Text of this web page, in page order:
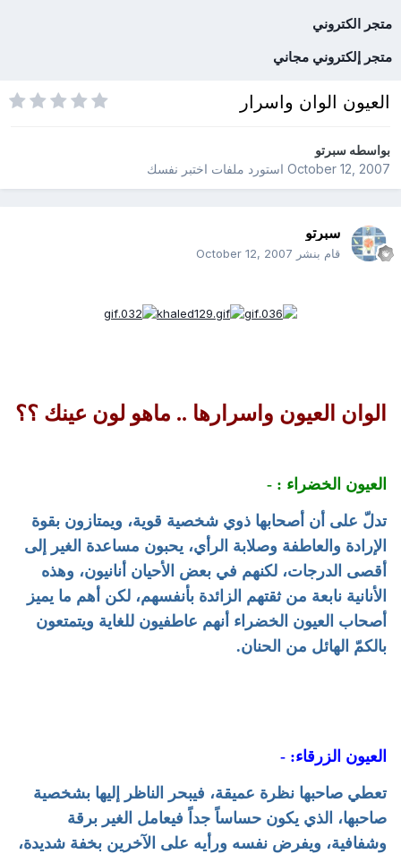
متجر الكتروني
متجر إلكتروني مجاني
العيون الوان واسرار
بواسطهسبرتو
October 12, 2007استورد ملفات اختبر نفسك
سبرتو
قام بنشر October 12, 2007
الوان العيون واسرارها .. ماهو لون عينك ؟؟
العيون الخضراء : -
تدلّ على أن أصحابها ذوي شخصية قوية، ويمتازون بقوة
الإرادة والعاطفة وصلابة الرأي، يحبون مساعدة الغير إلى
أقصى الدرجات، لكنهم في بعض الأحيان أنانيون، وهذه
الأنانية نابعة من ثقتهم الزائدة بأنفسهم، لكن أهم ما يميز
أصحاب العيون الخضراء أنهم عاطفيون للغاية ويتمتعون
بالكمّ الهائل من الحنان.
العيون الزرقاء: -
تعطي صاحبها نظرة عميقة، فيبحر الناظر إليها بشخصية
صاحبها، الذي يكون حساساً جداً فيعامل الغير برقة
وشفافية، ويفرض نفسه ورأيه على الآخرين بخفة شديدة،